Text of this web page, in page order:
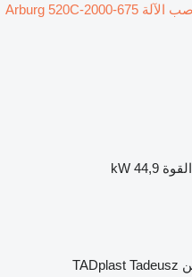
حقن صب الآلة Arburg 520C-2000-675
القوة 44,9 kW
اشترك حتى تصلك الإعلانات الجديدة من TADplast Tadeusz